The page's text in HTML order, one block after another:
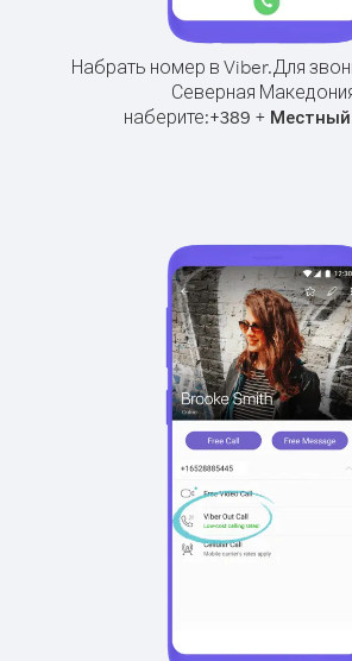
Набрать номер в Viber.Для
Северная
наберите:+389 +